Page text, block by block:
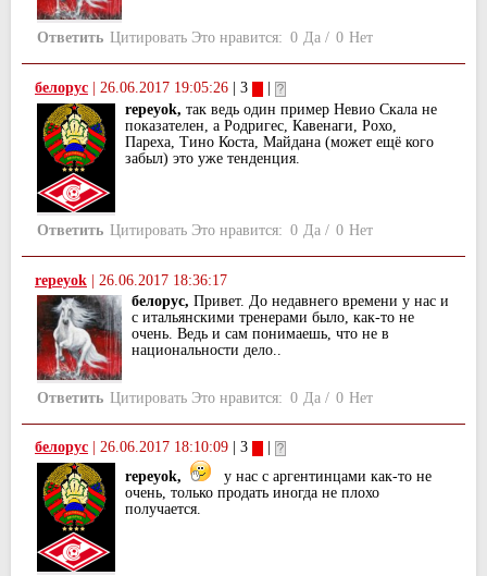
Ответить Цитировать Это нравится: 0 Да / 0 Нет
белорус 26.06.2017 19:05:26 | 3
repeyok, так ведь один пример Невио Скала не
показателен, а Родригес, Кавенаги, Рохо,
Пареха, Тино Коста, Майдана (может ещё кого
забыл) это уже тенденция.
Ответить Цитировать Это нравится: 0 Да / 0 Нет
repeyok | 26.06.2017 18:36:17
белорус, Привет. До недавнего времени у нас и
с итальянскими тренерами было, как-то не
очень. Ведь и сам понимаешь, что не в
национальности дело..
Ответить Цитировать Это нравится: 0 Да / 0 Нет
белорус 26.06.2017 18:10:09 | 3
repeyok,
у нас с аргентинцами как-то не
очень, только продать иногда не плохо
получается.